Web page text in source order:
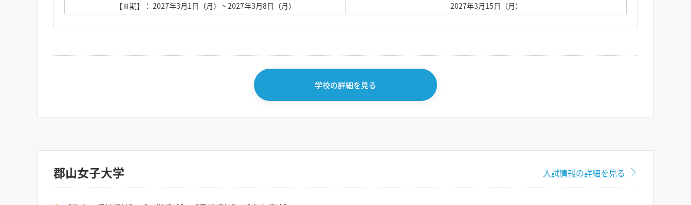
【Ⅲ期】： 2027年3月1日（月） ~ 2027年3月8日（月） 2027年3月15日（月）
学校の詳細を見る
郡山女子大学 入試情報の詳細を見る